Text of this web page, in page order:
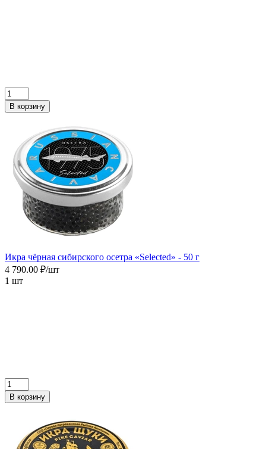
В корзину
Икра чёрная сибирского осетра «Selected» - 50 г
4 790.00 ₽/шт
1 шт
В корзину